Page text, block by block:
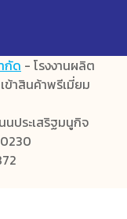
กัด - โรงงานผลิต
ข้าสินค้าพรีเมี่ยม
นประเสริฐมนูกิจ